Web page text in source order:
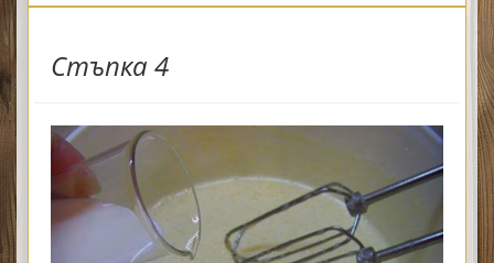
Стъпка 4